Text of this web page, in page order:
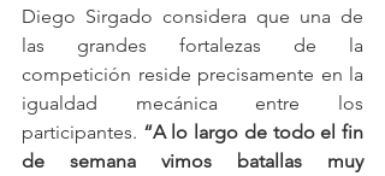
Diego Sirgado considera que una de
las grandes fortalezas de la
competición reside precisamente en la
igualdad mecánica entre los
participantes. “A lo largo de todo el fin
de semana vimos batallas muy